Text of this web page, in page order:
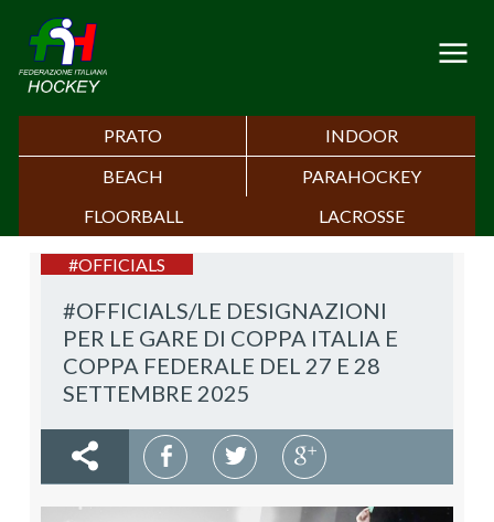
PRATO
INDOOR
BEACH
PARAHOCKEY
FLOORBALL
LACROSSE
#OFFICIALS/LE DESIGNAZIONI
PER LE GARE DI COPPA ITALIA E
COPPA FEDERALE DEL 27 E 28
SETTEMBRE 2025
#OFFICIALS